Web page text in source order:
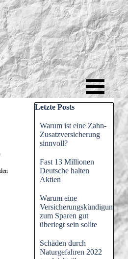
Block überspringen Letzte Posts
Letzte Posts
Warum ist eine Zahn-
Zusatzversicherung
sinnvoll?
Fast 13 Millionen
Deutsche halten
Aktien
Warum eine
Versicherungskündigung
zum Sparen gut
überlegt sein sollte
Schäden durch
Naturgefahren 2022